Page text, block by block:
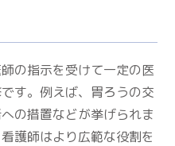
の指示を受けて一定の医
す。例えば、胃ろうの交
の措置などが挙げられま
護師はより広範な役割を